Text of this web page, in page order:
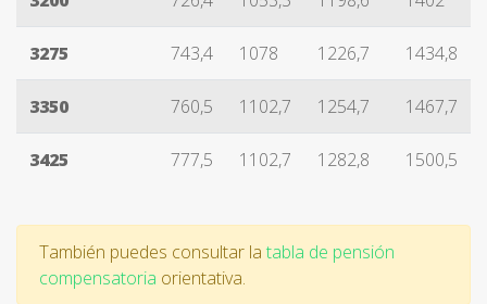
3275 743,4 1078 1226,7 1434,8
3350 760,5 1102,7 1254,7 1467,7
3425 777,5 1102,7 1282,8 1500,5
También puedes consultar la tabla de pensión
compensatoria orientativa.